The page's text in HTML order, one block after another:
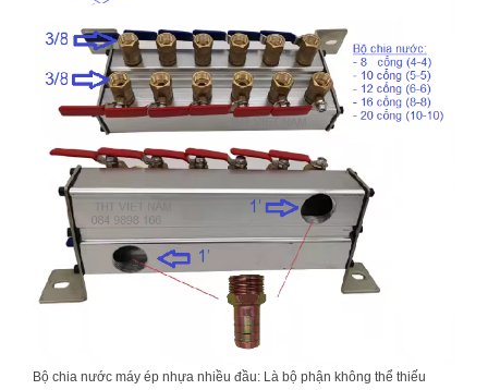
Bộ chia nước máy ép nhựa nhiều đầu: Là bộ phận không thể thiếu